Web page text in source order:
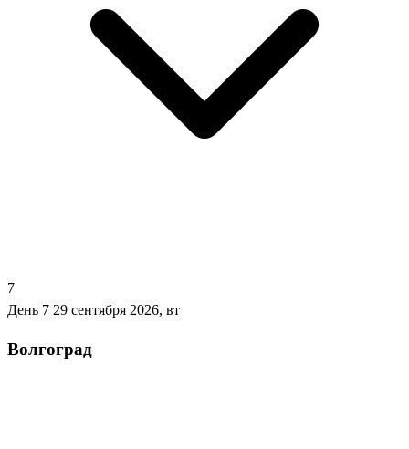
7
День 7 29 сентября 2026, вт
Волгоград